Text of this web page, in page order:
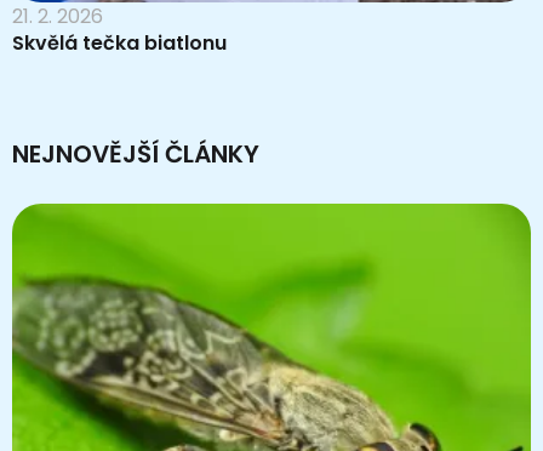
21. 2. 2026
Skvělá tečka biatlonu
NEJNOVĚJŠÍ ČLÁNKY